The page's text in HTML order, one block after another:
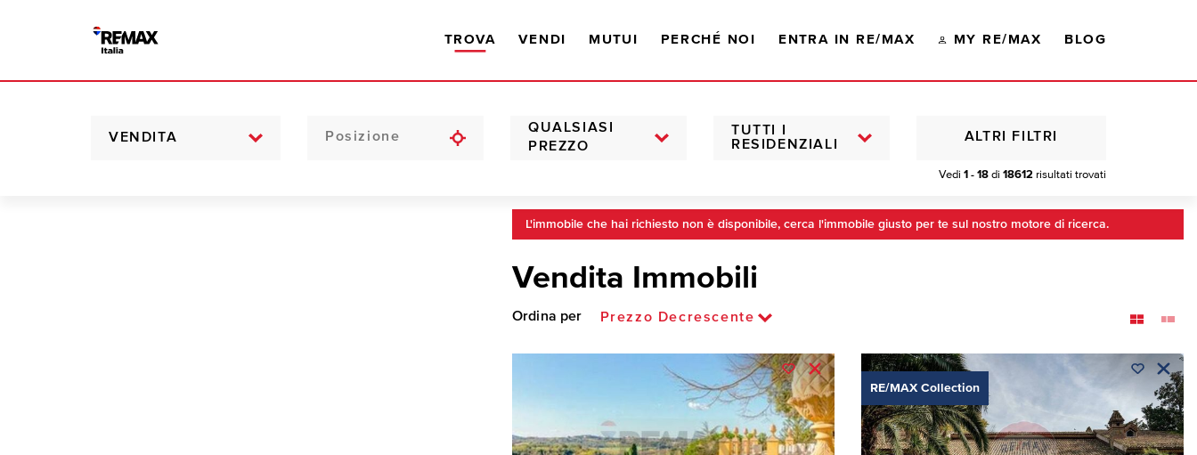
TROVA VENDI MUTUI PERCHÉ NOI ENTRA IN RE/MAX MY RE/MAX BLOG
VENDITA
QUALSIASI
PREZZO
TUTTI I
RESIDENZIALI
Vedi 1 - 18 di 18612 risultati trovati
ALTRI FILTRI
L'immobile che hai richiesto non è disponibile, cerca l'immobile giusto per te sul nostro motore di ricerca.
Vendita Immobili
Ordina per Prezzo Decrescente
RE/MAX Collection